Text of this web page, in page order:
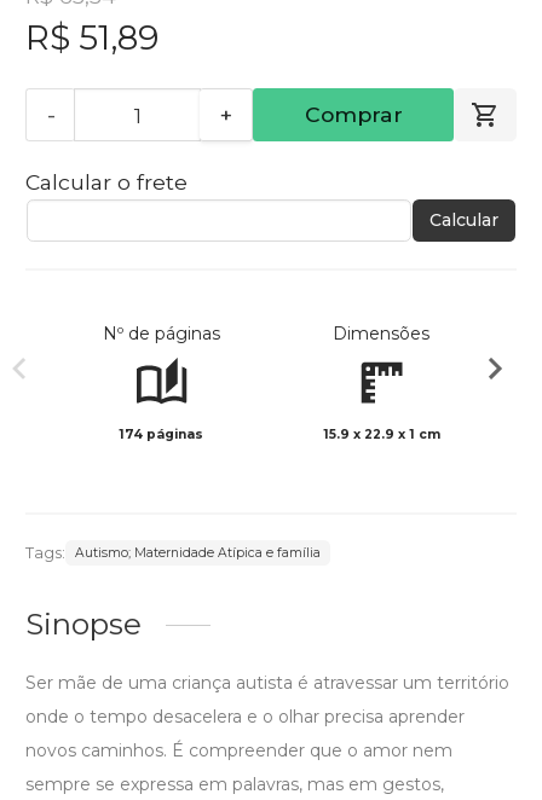
R$ 51,89
- + Comprar
Calcular o frete
Calcular
Nº de páginas
174 páginas
Dimensões
15.9 x 22.9 x 1 cm
Tags: Autismo; Maternidade Atípica e família
Sinopse
Ser mãe de uma criança autista é atravessar um território
onde o tempo desacelera e o olhar precisa aprender
novos caminhos. É compreender que o amor nem
sempre se expressa em palavras, mas em gestos,